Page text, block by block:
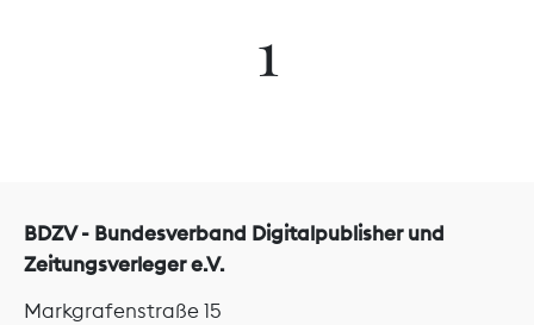
1
BDZV - Bundesverband Digitalpublisher und
Zeitungsverleger e.V.
Markgrafenstraße 15